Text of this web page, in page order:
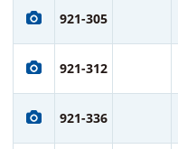
921-305
921-312
921-336